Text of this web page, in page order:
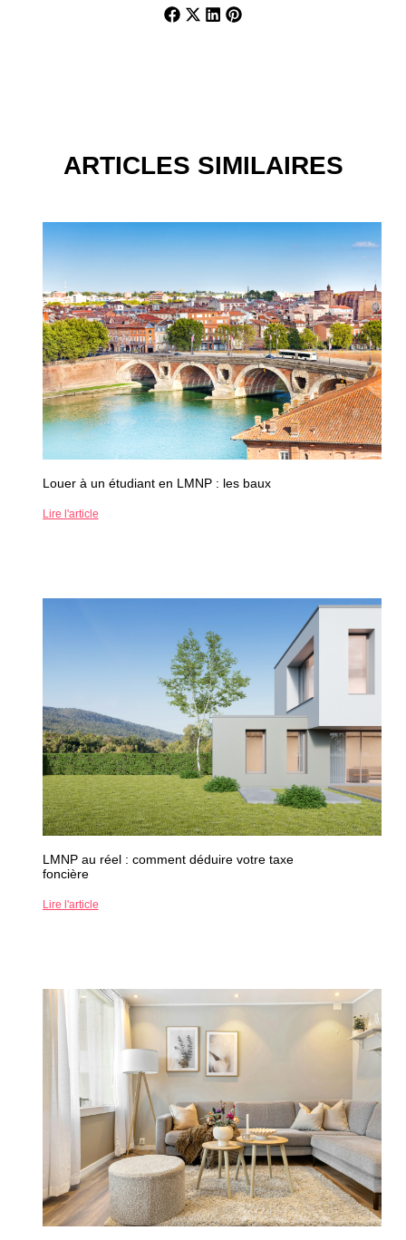
ARTICLES SIMILAIRES
Louer à un étudiant en LMNP : les baux
Lire l'article
LMNP au réel : comment déduire votre taxe
foncière
Lire l'article